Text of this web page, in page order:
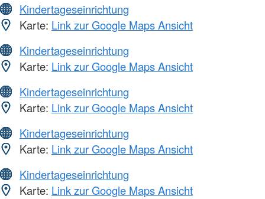
Kindertageseinrichtung
Karte: Link zur Google Maps Ansicht
Kindertageseinrichtung
Karte: Link zur Google Maps Ansicht
Kindertageseinrichtung
Karte: Link zur Google Maps Ansicht
Kindertageseinrichtung
Karte: Link zur Google Maps Ansicht
Kindertageseinrichtung
Karte: Link zur Google Maps Ansicht